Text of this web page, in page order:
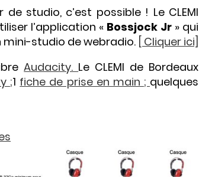
studio, c’est possible ! Le CLEMI
l’application « Bossjock Jr » qui
studio de webradio. [ Cliquer ici]
Audacity. Le CLEMI de Bordeaux
;1 fiche de prise en main ; quelques